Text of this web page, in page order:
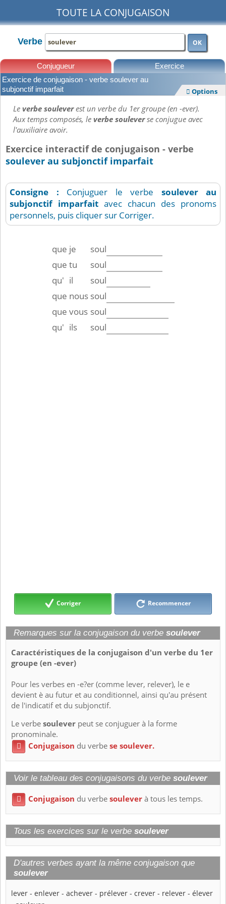
TOUTE LA CONJUGAISON
Verbe OK
Conjugueur Exercice
Leçons
Exercice de conjugaison - verbe soulever au
subjonctif imparfait
 Options
Leverbe souleverest un verbe du 1er groupe (en -ever).
Aux temps composés, leverbe souleverse conjugue avec
l'auxiliaire avoir.
Exercice interactif de conjugaison - verbe
soulever au subjonctif imparfait
Consigne : Conjuguer le verbe soulever
au
subjonctif imparfait avec chacun des pronoms
personnels, puis cliquer sur Corriger.
que je
soul
que tu
soul
qu' il
soul
que nous soul
que vous soul
qu' ils soul
Corriger Recommencer
Remarques sur la conjugaison du verbe soulever
Caractéristiques de la conjugaison d'un verbe du 1er
groupe (en -ever)
Pour les verbes en -e?er (comme lever, relever), le e
devient è au futur et au conditionnel, ainsi qu'au présent
de l'indicatif et du subjonctif.
Le verbesoulever peut se conjuguer à la forme
pronominale.
 Conjugaison du verbese soulever.
Voir le tableau des conjugaisons du verbe soulever
 Conjugaison du verbesouleverà tous les temps.
Tous les exercices sur le verbe soulever
D'autres verbes ayant la même conjugaison que
soulever
lever - enlever - achever - prélever - crever - relever - élever